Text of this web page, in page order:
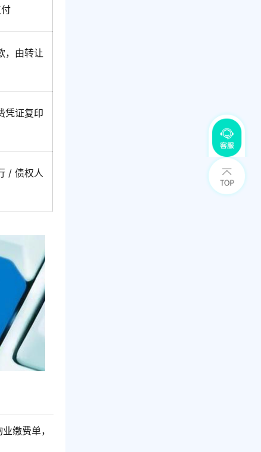
，由转让
凭证复印
/ 债权人
缴费单，